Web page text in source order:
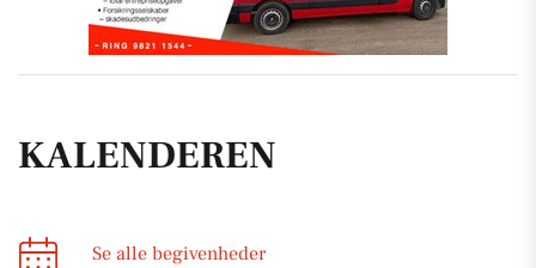
KALENDEREN
Se alle begivenheder